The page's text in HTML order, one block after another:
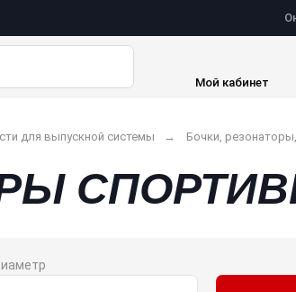
Мой кабинет
для выпускной системы Бочки,